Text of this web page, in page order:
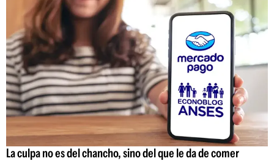
La culpa no es del chancho, sino del que le da de comer